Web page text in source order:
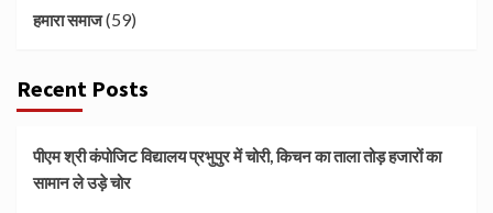
हमारा समाज(59)
Recent Posts
पीएम श्री कंपोजिट विद्यालय प्रभुपुर में चोरी, किचन का ताला तोड़ हजारों का
सामान ले उड़े चोर